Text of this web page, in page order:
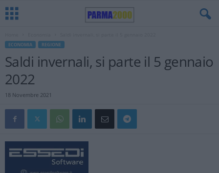
ECONOMIA REGIONE
Saldi invernali, si parte il 5 gennaio
2022
18 Novembre 2021